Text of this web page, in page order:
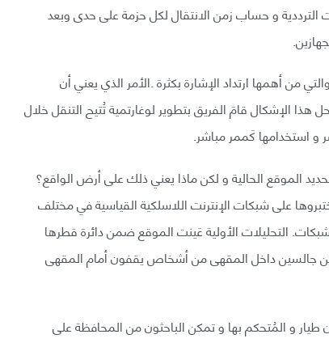
و حساب زمن الانتقال لكل حزمة على حدى وبعد
من أهمها ارتداد الإشارة بكثرة .الأمر الذي يعني أن
الإشكال قامَ الفريق بتطوير لوغارتمية تُتيح التنقل خلال
و استخدامها كَممر مباشر.
الموقع الحالية و لكن ماذا يعني ذلك على أرض الواقع؟
على شبكات الإنترنت اللاسلكية القياسية في مختلف
التحليلات الأولية عَينت الموقع ضمن دائرة قطرها
جالسين داخل المقهى من أشخاص يقفون أمام المقهى
طيار و المُتحكم بها و تمكن الباحثون من المحافظة على